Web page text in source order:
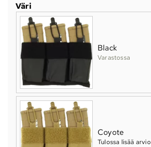
Väri
Black
Varastossa
Coyote
Tulossa lisää